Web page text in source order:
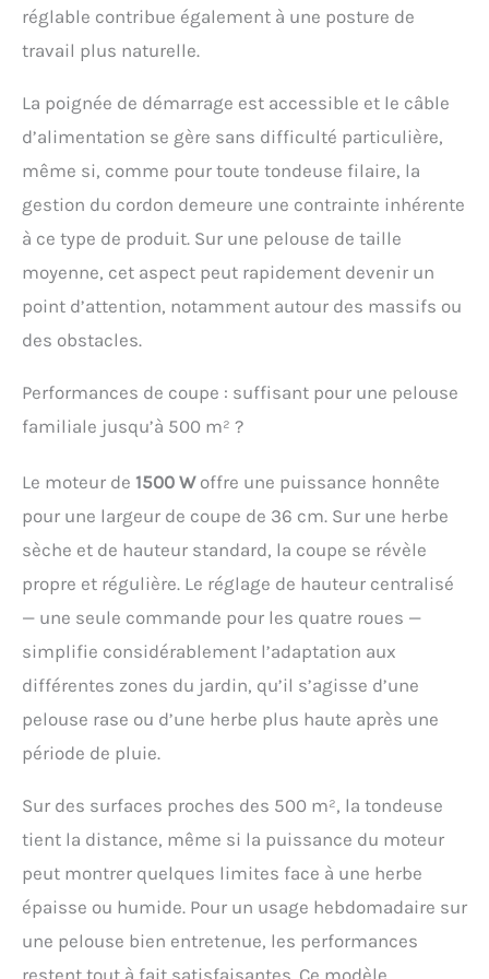
réglable contribue également à une posture de
travail plus naturelle.
La poignée de démarrage est accessible et le câble
d’alimentation se gère sans difficulté particulière,
même si, comme pour toute tondeuse filaire, la
gestion du cordon demeure une contrainte inhérente
à ce type de produit. Sur une pelouse de taille
moyenne, cet aspect peut rapidement devenir un
point d’attention, notamment autour des massifs ou
des obstacles.
Performances de coupe : suffisant pour une pelouse
familiale jusqu’à 500 m² ?
Le moteur de 1500 Woffre une puissance honnête
pour une largeur de coupe de 36 cm. Sur une herbe
sèche et de hauteur standard, la coupe se révèle
propre et régulière. Le réglage de hauteur centralisé
— une seule commande pour les quatre roues —
simplifie considérablement l’adaptation aux
différentes zones du jardin, qu’il s’agisse d’une
pelouse rase ou d’une herbe plus haute après une
période de pluie.
Sur des surfaces proches des 500 m², la tondeuse
tient la distance, même si la puissance du moteur
peut montrer quelques limites face à une herbe
épaisse ou humide. Pour un usage hebdomadaire sur
une pelouse bien entretenue, les performances
restent tout à fait satisfaisantes. Ce modèle